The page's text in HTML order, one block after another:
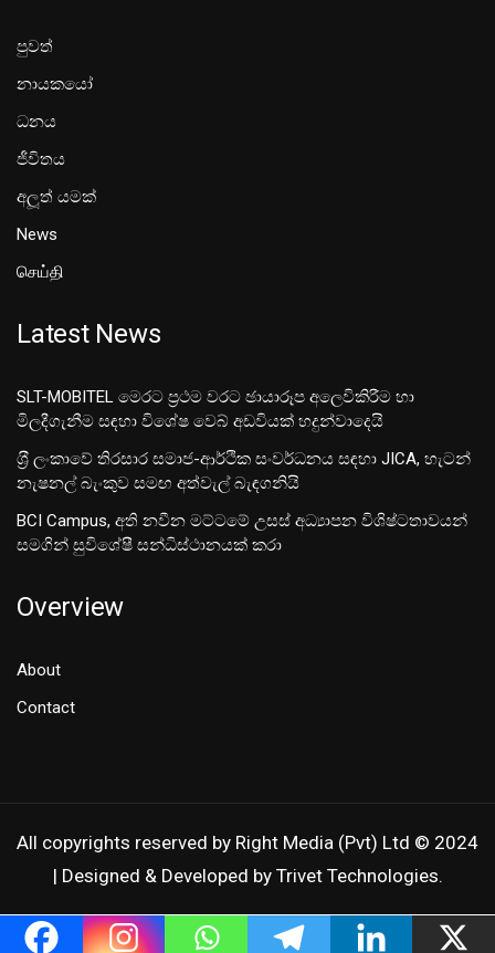
පුවත්
නායකයෝ
ධනය
ජීවිතය
අලූත් යමක්
News
செய்தி
Latest News
SLT-MOBITEL මෙරට ප්‍රථම වරට ඡායාරූප අලෙවිකිරීම හා
මිලදීගැනීම සඳහා විශේෂ වෙබ් අඩවියක් හදුන්වාදෙයි
ශ‍්‍රී ලංකාවේ තිරසාර සමාජ-ආර්ථික සංවර්ධනය සඳහා JICA, හැටන්
නැෂනල් බැංකුව සමඟ අත්වැල් බැඳගනියි
BCI Campus, අති නවීන මට්ටමේ උසස් අධ්‍යාපන විශිෂ්ටතාවයන්
සමගින් සුවිශේෂී සන්ධිස්ථානයක් කරා
Overview
About
Contact
All copyrights reserved by Right Media (Pvt) Ltd © 2024
| Designed & Developed by Trivet Technologies.